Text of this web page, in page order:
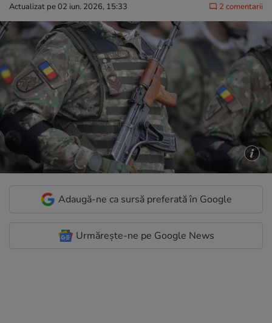
Actualizat pe 02 iun. 2026, 15:33 2 comentarii
Adaugă-ne ca sursă preferată în Google
Urmărește-ne pe Google News